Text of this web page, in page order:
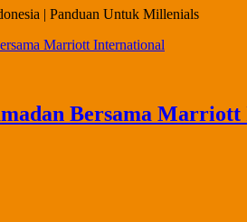
| Panduan Untuk Millenials
Bersama